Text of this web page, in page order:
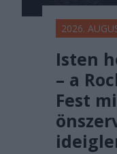
2026.
Isten
– a
Fest